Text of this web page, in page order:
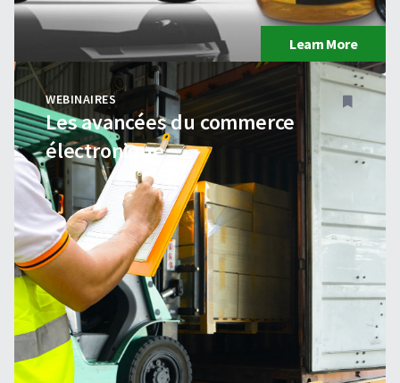
Learn More
WEBINAIRES
Les avancées du commerce
électronique